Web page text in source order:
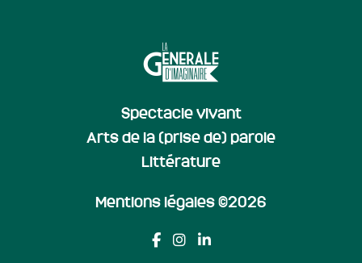
Spectacle vivant
Arts de la (prise de) parole
Littérature
Mentions légales©2026